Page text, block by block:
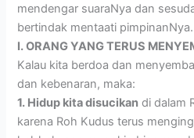
mendengar suaraNya dan
bertindak mentaati pimpinanNya.
I. ORANG YANG TERUS
Kalau kita berdoa dan
dan kebenaran, maka:
1. Hidup kita disucikan di dalam
karena Roh Kudus terus